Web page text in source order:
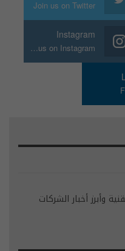
Join us on Twitter
Instagram
Join us on Instagram
وأبرز أخبار الشركات